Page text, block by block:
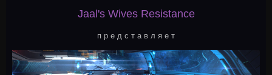
Jaal's Wives Resistance
п р е д с т а в л я е т